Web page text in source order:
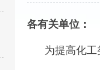
各有关单位：
为提高化工